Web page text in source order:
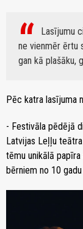
Lasījumu
ne vienmēr ērtu
gan kā plašāku,
Pēc katra lasījuma
- Festivāla pēdējā
Latvijas Leļļu
tēmu unikālā
bērniem no 10